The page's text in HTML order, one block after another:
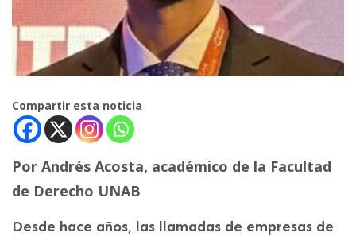
Compartir esta noticia
Por Andrés Acosta, académico de la Facultad
de Derecho UNAB
Desde hace años, las llamadas de empresas de